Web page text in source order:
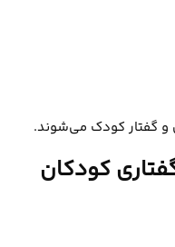
و گفتار کودک می‌شوند.
کودکان